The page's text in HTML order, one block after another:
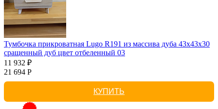
Тумбочка прикроватная Lugo R191 из массива дуба 43х43х30
сращенный дуб цвет отбеленный 03
11 932 ₽
21 694 Р
КУПИТЬ